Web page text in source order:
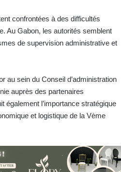
confrontées à des difficultés
Au Gabon, les autorités semblent
de supervision administrative et
au sein du Conseil d’administration
auprès des partenaires
également l’importance stratégique
et logistique de la Vème
Transport aérien : jusqu’à 52 480
FCFA de redevance R4 pour un
aller-retour Port-Gentil–Franceville